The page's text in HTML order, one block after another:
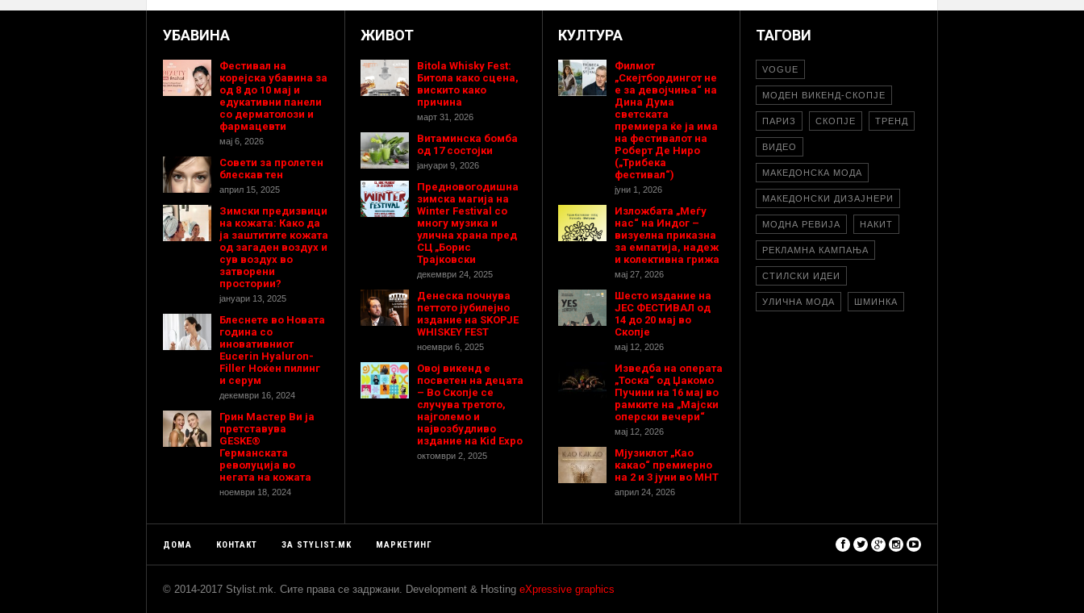
УБАВИНА
Фестивал на
корејска убавина за
од 8 до 10 мај и
едукативни панели
со дерматолози и
фармацевти
мај 6, 2026
Совети за пролетен
блескав тен
април 15, 2025
Зимски предизвици
на кожата: Како да
ја заштитите кожата
од загаден воздух и
сув воздух во
затворени
простории?
јануари 13, 2025
Блеснете во Новата
година со
иновативниот
Eucerin Hyaluron-
Filler Ноќен пилинг
и серум
декември 16, 2024
Грин Мастер Ви ја
претставува
GESKE®
Германската
револуција во
негата на кожата
ноември 18, 2024
ЖИВОТ
Bitola Whisky Fest:
Битола како сцена,
вискито како
причина
март 31, 2026
Витаминска бомба
од 17 состојки
јануари 9, 2026
Предновогодишнa
зимска магија на
Winter Festival со
многу музика и
улична храна пред
СЦ „Борис
Трајковски
декември 24, 2025
Денеска почнува
петтото јубилејно
издание на SKOPJE
WHISKEY FEST
ноември 6, 2025
Овој викенд е
посветен на децата
– Во Скопје се
случува третото,
најголемо и
највозбудливо
издание на Kid Expo
октомври 2, 2025
КУЛТУРА
Филмот
„Скејтбордингот не
е за девојчиња“ на
Дина Дума
светската
премиера ќе ја има
на фестивалот на
Роберт Де Ниро
(„Трибека
фестивал“)
јуни 1, 2026
Изложбата „Меѓу
нас“ на Индог –
визуелна приказна
за емпатија, надеж
и колективна грижа
мај 27, 2026
Шесто издание на
ЈЕС ФЕСТИВАЛ од
14 до 20 мај во
Скопје
мај 12, 2026
Изведба на операта
„Тоска“ од Џакомо
Пучини на 16 мај во
рамките на „Мајски
оперски вечери“
мај 12, 2026
Мјузиклот „Као
какао“ премиерно
на 2 и 3 јуни во МНТ
април 24, 2026
ТАГОВИ
VOGUE
МОДЕН ВИКЕНД-СКОПЈЕ
ПАРИЗ СКОПЈЕ ТРЕНД
ВИДЕО
МАКЕДОНСКА МОДА
МАКЕДОНСКИ ДИЗАЈНЕРИ
МОДНА РЕВИЈА НАКИТ
РЕКЛАМНА КАМПАЊА
СТИЛСКИ ИДЕИ
УЛИЧНА МОДА ШМИНКА
ДОМА КОНТАКТ ЗА STYLIST.MK МАРКЕТИНГ
© 2014-2017 Stylist.mk. Сите права се задржани. Development & Hosting eXpressive graphics